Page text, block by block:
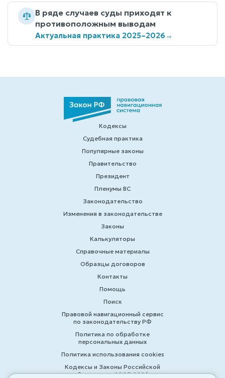
В ряде случаев суды приходят к
противоположным выводам
Актуальная практика 2025–2026→
Кодексы
Судебная практика
Популярные законы
Правительство
Президент
Пленумы ВС
Законодательство
Изменения в законодательстве
Законы
Калькуляторы
Справочные материалы
Образцы договоров
Контакты
Помощь
Поиск
Правовой навигационный сервис
по законодательству РФ
Политика по обработке
персональных данных
Политика использования cookies
Кодексы и Законы Российской
Федерации 2007-2026